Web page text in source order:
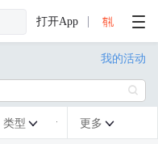
打开App
我的活动

类型  更多 